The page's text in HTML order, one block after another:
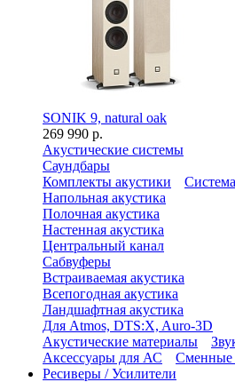
SONIK 9, natural oak
269 990 р.
Акустические системы
Саундбары
Комплекты акустики
Напольная акустика
Полочная акустика
Настенная акустика
Центральный канал
Сабвуферы
Встраиваемая акустика
Всепогодная акустика
Ландшафтная акустика
Для Atmos, DTS:X, Auro-3D
Акустические материалы
Аксессуары для АС
Сменные
Ресиверы / Усилители